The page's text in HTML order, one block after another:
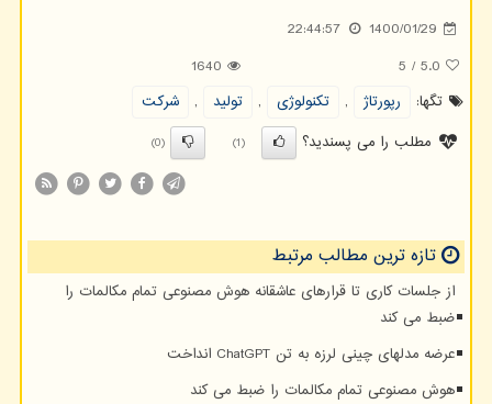
1400/01/29
22:44:57
5.0
/
5
1640
تگها:
رپورتاژ , تكنولوژی , تولید ,
شركت
مطلب را می پسندید؟
(1)
(0)
تازه ترین مطالب مرتبط
از جلسات کاری تا قرارهای عاشقانه هوش مصنوعی تمام مکالمات را
ضبط می کند
عرضه مدلهای چینی لرزه به تن ChatGPT انداخت
هوش مصنوعی تمام مکالمات را ضبط می کند